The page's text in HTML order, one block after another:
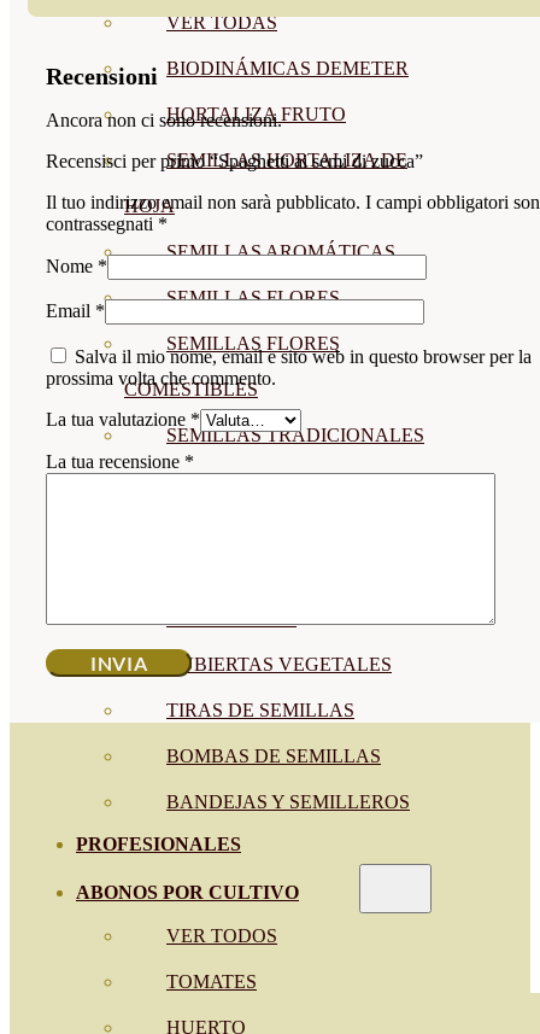
VER TODAS
BIODINÁMICAS DEMETER
HORTALIZA FRUTO
SEMILLAS HORTALIZA DE
HOJA
SEMILLAS AROMÁTICAS
SEMILLAS FLORES
SEMILLAS FLORES
COMESTIBLES
SEMILLAS TRADICIONALES
SEMILLAS BRASICAS
CUBIERTAS VEGETALES
TIRAS DE SEMILLAS
BOMBAS DE SEMILLAS
BANDEJAS Y SEMILLEROS
PROFESIONALES
ABONOS POR CULTIVO
VER TODOS
TOMATES
HUERTO
Recensioni
Ancora non ci sono recensioni.
Recensisci per primo “Spaghetti ai semi di zucca”
Il tuo indirizzo email non sarà pubblicato. I campi obbligatori
contrassegnati *
Nome *
Email *
Salva il mio nome, email e sito web in questo browser per la
prossima volta che commento.
La tua valutazione *
La tua recensione *